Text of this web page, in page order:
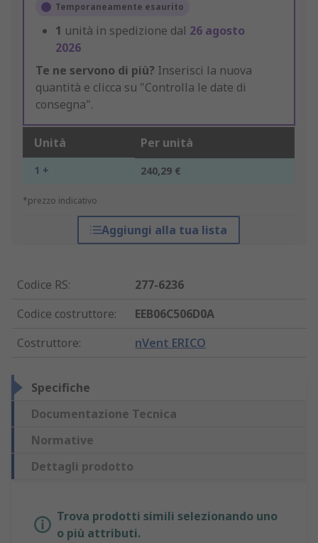
Temporaneamente esaurito
1 unità in spedizione dal 26 agosto
2026
Te ne servono di più? Inserisci la nuova
quantità e clicca su "Controlla le date di
consegna".
Unità Per unità
1 + 240,29 €
*prezzo indicativo
Aggiungi alla tua lista
Codice RS:
277-6236
Codice costruttore:
EEB06C506D0A
Costruttore: nVent ERICO
Specifiche
Documentazione Tecnica
Normative
Dettagli prodotto
Trova prodotti simili selezionando uno
o più attributi.